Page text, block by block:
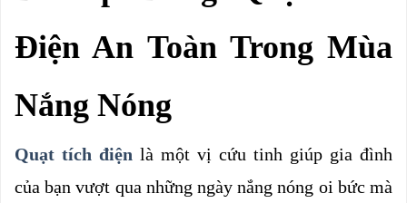
Điện An Toàn Trong Mùa
Nắng Nóng
Quạt tích điện là một vị cứu tinh giúp gia đình
của bạn vượt qua những ngày nắng nóng oi bức mà